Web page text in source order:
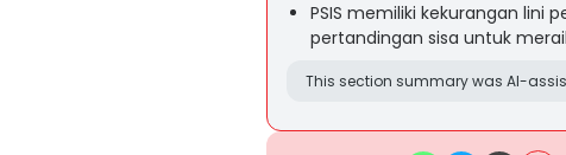
PSIS memiliki kekurangan lini
pertandingan sisa untuk
This section summary was AI-